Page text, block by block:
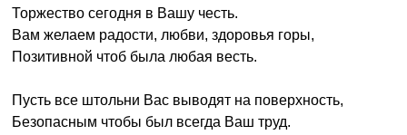
Торжество сегодня в Вашу честь.
Вам желаем радости, любви, здоровья горы,
Позитивной чтоб была любая весть.
Пусть все штольни Вас выводят на поверхность,
Безопасным чтобы был всегда Ваш труд.